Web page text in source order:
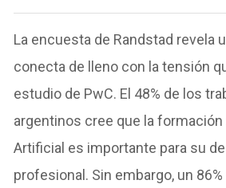
La encuesta de Randstad revela
conecta de lleno con la tensión
estudio de PwC. El 48% de los
argentinos cree que la
Artificial es importante para su
profesional. Sin embargo, un